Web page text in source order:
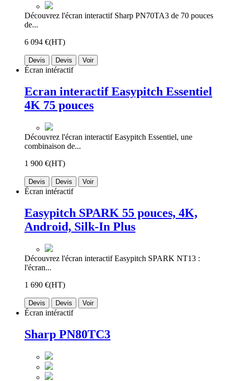
Découvrez l'écran interactif Sharp PN70TA3 de 70 pouces
de...
6 094 €(HT)
Devis Devis Voir
Écran intéractif
Ecran interactif Easypitch Essentiel
4K 75 pouces
Découvrez l'écran interactif Easypitch Essentiel, une
combinaison de...
1 900 €(HT)
Devis Devis Voir
Écran intéractif
Easypitch SPARK 55 pouces, 4K,
Android, Silk-In Plus
Découvrez l'écran interactif Easypitch SPARK NT13 :
l'écran...
1 690 €(HT)
Devis Devis Voir
Écran intéractif
Sharp PN80TC3